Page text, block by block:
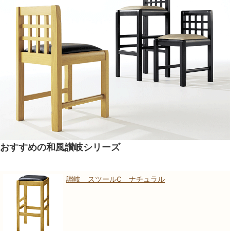
おすすめの和風讃岐シリーズ
讃岐 スツールC ナチュラル